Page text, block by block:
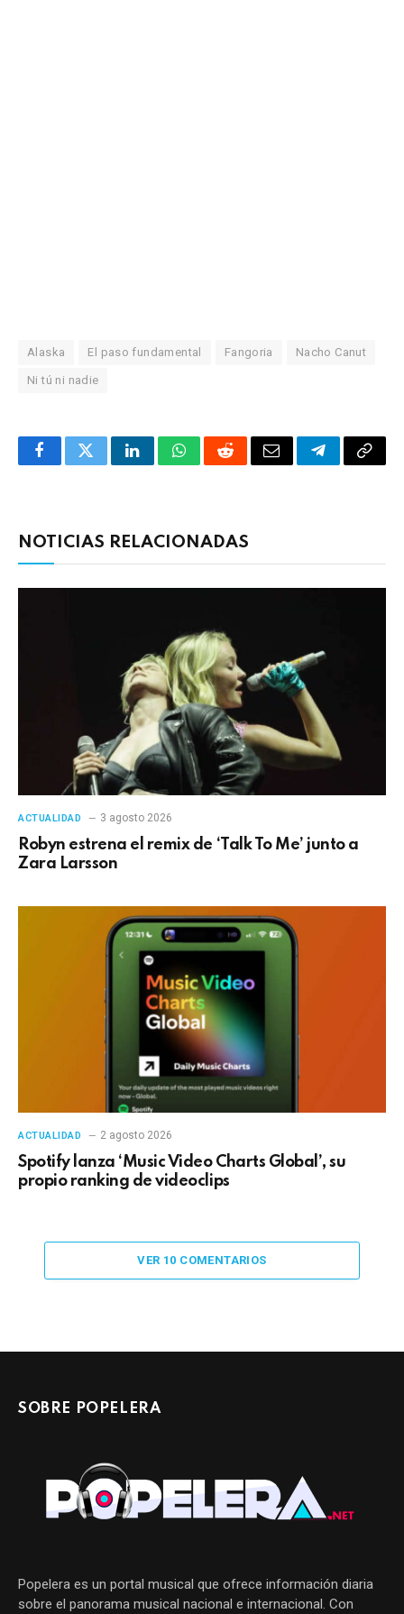
Alaska El paso fundamental Fangoria Nacho Canut
Ni tú ni nadie
FacebookTwitterLinkedInWhatsAppRedditCorreoTelegrama
NOTICIAS RELACIONADAS
ACTUALIDAD 3 agosto 2026
Robyn estrena el remix de ‘Talk To Me’ junto a
Zara Larsson
ACTUALIDAD 2 agosto 2026
Spotify lanza ‘Music Video Charts Global’, su
propio ranking de videoclips
VER 10 COMENTARIOS
SOBRE POPELERA
Popelera es un portal musical que ofrece información diaria
sobre el panorama musical nacional e internacional. Con